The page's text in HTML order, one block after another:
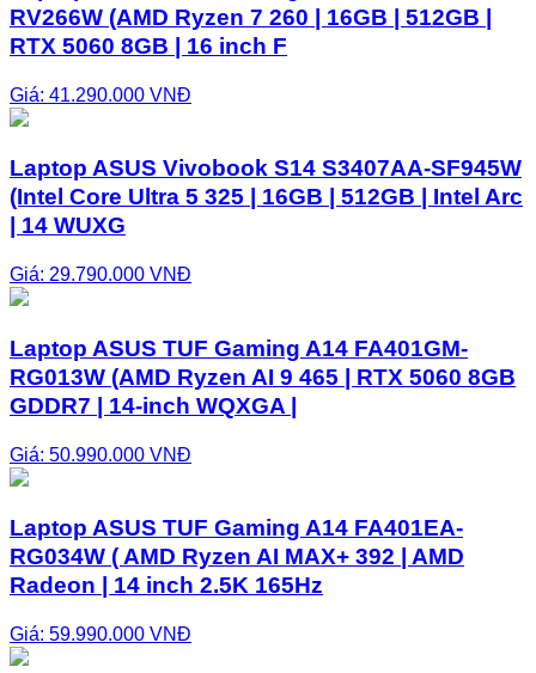
RV266W (AMD Ryzen 7 260 | 16GB | 512GB |
RTX 5060 8GB | 16 inch F
Giá: 41.290.000 VNĐ
Laptop ASUS Vivobook S14 S3407AA-SF945W
(Intel Core Ultra 5 325 | 16GB | 512GB | Intel Arc
| 14 WUXG
Giá: 29.790.000 VNĐ
Laptop ASUS TUF Gaming A14 FA401GM-
RG013W (AMD Ryzen AI 9 465 | RTX 5060 8GB
GDDR7 | 14-inch WQXGA |
Giá: 50.990.000 VNĐ
Laptop ASUS TUF Gaming A14 FA401EA-
RG034W ( AMD Ryzen AI MAX+ 392 | AMD
Radeon | 14 inch 2.5K 165Hz
Giá: 59.990.000 VNĐ